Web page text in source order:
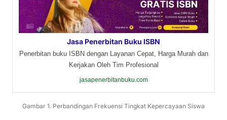
Jasa Penerbitan Buku ISBN
Penerbitan buku ISBN dengan Layanan Cepat, Harga Murah dan
Kerjakan Oleh Tim Profesional
jasapenerbitanbuku.com
Gambar 1. Perbandingan Frekuensi Tingkat Kepercayaan Siswa